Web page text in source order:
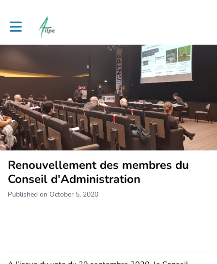
Toggle main navigation
Renouvellement des membres du
Conseil d'Administration
Published on October 5, 2020